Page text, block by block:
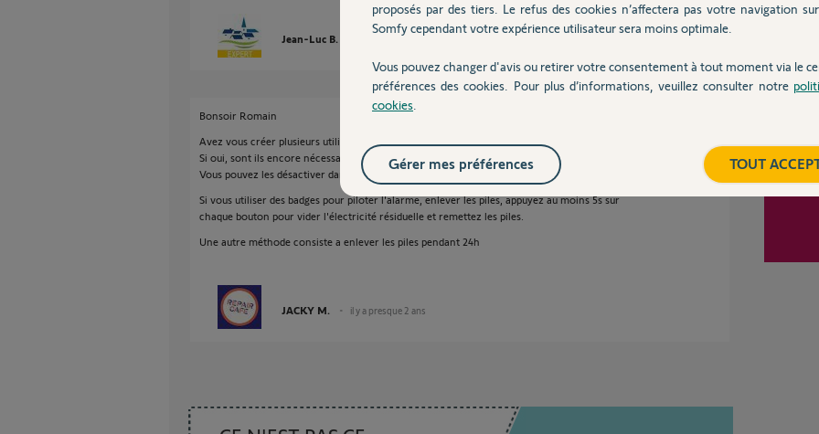
Jean-Luc B. il y a presque 2 ans
Bonsoir Romain
Avez vous créer plusieurs utilisateurs ?
Si oui, sont ils encore nécessaires ?
Vous pouvez les désactiver dans le menu utilisateur sans pour autant les supprimer.
Si vous utiliser des badges pour piloter l'alarme, enlever les piles, appuyez au moins 5s sur
chaque bouton pour vider l'électricité résiduelle et remettez les piles.
Une autre méthode consiste a enlever les piles pendant 24h
JACKY M. il y a presque 2 ans
proposés par des tiers. Le refus des cookies n’affectera pas votre navigation
Somfy cependant votre expérience utilisateur sera moins optimale.
Vous pouvez changer d'avis ou retirer votre consentement à tout moment via le
préférences des cookies. Pour plus d’informations, veuillez consulter notre
cookies
TOUT
Gérer mes préférences